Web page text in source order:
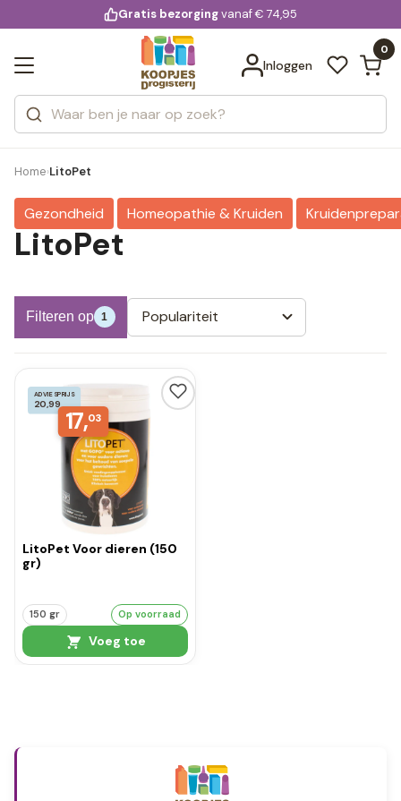
voor 20:00 uur besteld
Gratis bezorgingvanaf € 74,95
Profiteer van extra voordeel met KD.extra
Inloggen
0
Zoeken
Categorieën
Merken
Bekijk alle resultaten
Home›LitoPet
Gezondheid Homeopathie & Kruiden
LitoPet
Filteren op 1 Populariteit
ADVIESPRIJS
20,99
17,03
LitoPet Voor dieren (150
gr)
150 gr Op voorraad
Voeg toe